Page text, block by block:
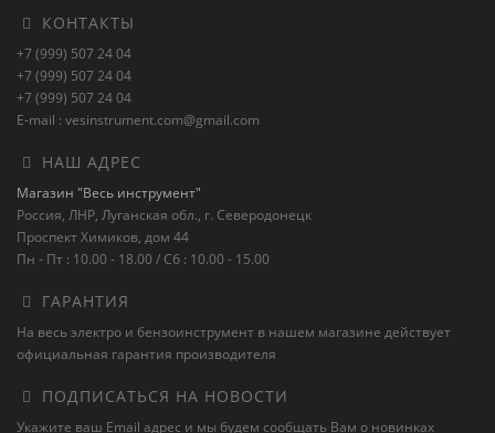
КОНТАКТЫ
+7 (999) 507 24 04
+7 (999) 507 24 04
+7 (999) 507 24 04
E-mail : vesinstrument.com@gmail.com
НАШ АДРЕС
Магазин "Весь инструмент"
Россия, ЛНР, Луганская обл., г. Северодонецк
Проспект Химиков, дом 44
Пн - Пт : 10.00 - 18.00 / Сб : 10.00 - 15.00
ГАРАНТИЯ
На весь электро и бензоинструмент в нашем магазине действует
официальная гарантия производителя
ПОДПИСАТЬСЯ НА НОВОСТИ
Укажите ваш Email адрес и мы будем сообщать Вам о новинках